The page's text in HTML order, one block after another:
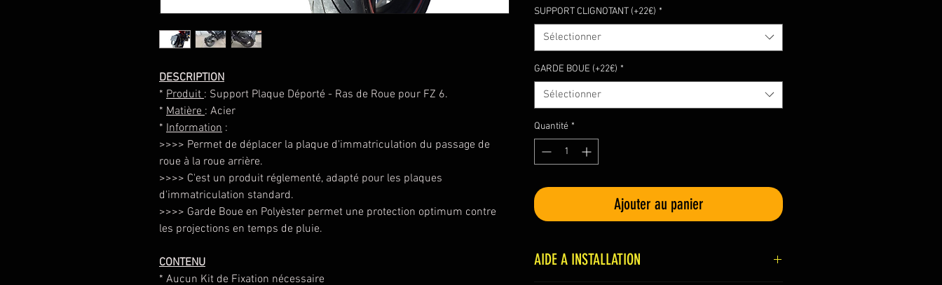
DESCRIPTION
* Produit : Support Plaque Déporté - Ras de Roue pour FZ 6.
* Matière : Acier
* Information :
>>>> Permet de déplacer la plaque d'immatriculation du passage de
roue à la roue arrière.
>>>> C'est un produit réglementé, adapté pour les plaques
d'immatriculation standard.
>>>> Garde Boue en Polyèster permet une protection optimum contre
les projections en temps de pluie.
CONTENU
* Aucun Kit de Fixation nécessaire
SUPPORT CLIGNOTANT (+22€) *
Sélectionner
GARDE BOUE (+22€) *
Sélectionner
Quantité *
Ajouter au panier
AIDE A INSTALLATION